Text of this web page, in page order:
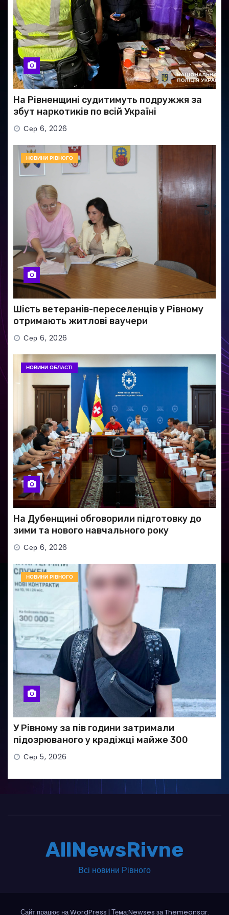
На Рівненщині судитимуть подружжя за
збут наркотиків по всій Україні
Сер 6, 2026
НОВИНИ РІВНОГО
Шість ветеранів-переселенців у Рівному
отримають житлові ваучери
Сер 6, 2026
НОВИНИ ОБЛАСТІ
На Дубенщині обговорили підготовку до
зими та нового навчального року
Сер 6, 2026
НОВИНИ РІВНОГО
У Рівному за пів години затримали
підозрюваного у крадіжці майже 300
тисяч гривень
Сер 5, 2026
AllNewsRivne
Всі новини Рівного
Сайт працює на WordPress | Тема:Newses заThemeansar.